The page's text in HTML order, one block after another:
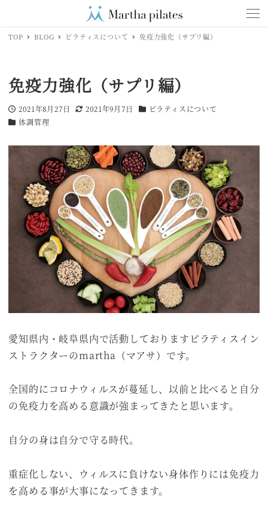
TOP BLOG ピラティスについて 免疫力強化（サプリ編）
免疫力強化（サプリ編）
投稿日
2021年8月27日
更新日
2021年9月7日
カテゴリー
ピラティスについて
カテゴリー
体調管理
愛知県内・岐阜県内で活動しておりますピラティスイン
ストラクターのmartha（マアサ）です。
全国的にコロナウィルスが蔓延し、以前と比べると自分
の免疫力を高める意識が強まってきたと思います。
自分の身は自分で守る時代。
重症化しない、ウィルスに負けない身体作りには免疫力
を高める事が大事になってきます。